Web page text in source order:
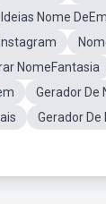
Ideias Nome
NomeFantasia
Gerador De
Gerador